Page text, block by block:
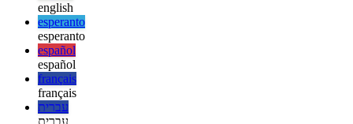
ελληνικά
ελληνικά
english
english
esperanto
esperanto
español
español
français